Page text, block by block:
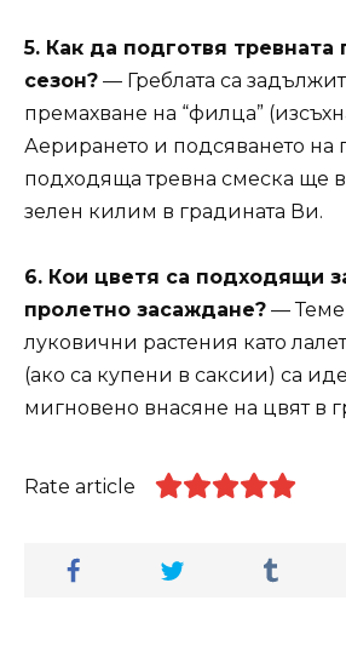
5. Как да подготвя
сезон? — Греблата са
премахване на “филца”
Аерирането и подсяването на
подходяща тревна смеска ще
зелен килим в градината Ви.
6. Кои цветя са подходящи
пролетно засаждане? —
луковични растения като
(ако са купени в саксии) са
мигновено внасяне на цвят в
Rate article